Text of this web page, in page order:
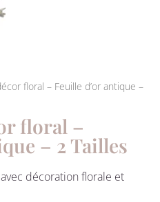
floral – Feuille d’or antique –
floral –
– 2 Tailles
décoration florale et